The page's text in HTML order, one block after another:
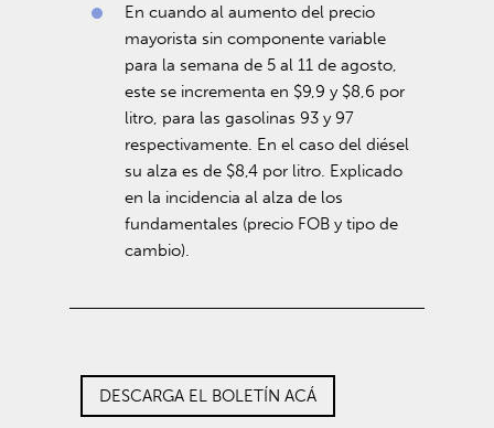
En cuando al aumento del precio
mayorista sin componente variable
para la semana de 5 al 11 de agosto,
este se incrementa en $9,9 y $8,6 por
litro, para las gasolinas 93 y 97
respectivamente. En el caso del diésel
su alza es de $8,4 por litro. Explicado
en la incidencia al alza de los
fundamentales (precio FOB y tipo de
cambio).
DESCARGA EL BOLETÍN ACÁ